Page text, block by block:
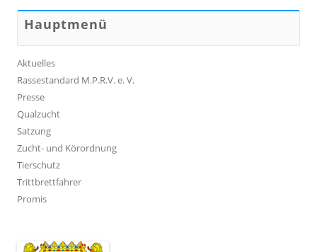
Hauptmenü
Aktuelles
Rassestandard M.P.R.V. e. V.
Presse
Qualzucht
Satzung
Zucht- und Körordnung
Tierschutz
Trittbrettfahrer
Promis